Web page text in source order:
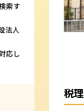
索す
法人
応し
税